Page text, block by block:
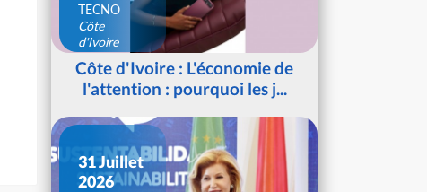
TECNO
Côte
d'Ivoire
Côte d'Ivoire : L'économie de
l'attention : pourquoi les j...
31 Juillet
2026